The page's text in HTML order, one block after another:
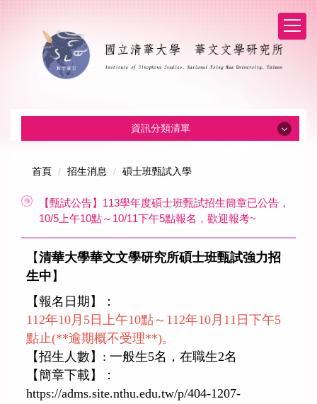
資訊分類清單
系所消息
招生消息
本所成員
課程資訊
規章辦法
修課/論文/表格下載
首頁 招生消息 碩士班甄試入學
【甄試公告】113學年度碩士班甄試招生簡章已公告，
10/5上午10點～10/11下午5點報名，歡迎報考~
【清華大學華文文學研究所碩士班甄試強力招
生中 】
【報名日期】：
112年10月5日上午10點～112年10月11日下午5
點止(**逾期概不受理**)。
【招生人數】: 一般生5名，在職生2名
【簡章下載】：
https://adms.site.nthu.edu.tw/p/404-1207-